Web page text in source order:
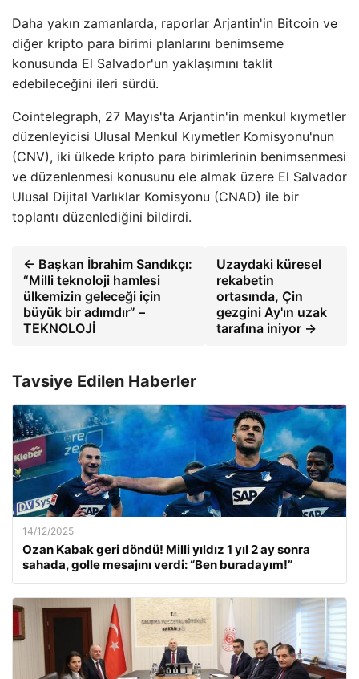
Daha yakın zamanlarda, raporlar Arjantin'in Bitcoin ve
diğer kripto para birimi planlarını benimseme
konusunda El Salvador'un yaklaşımını taklit
edebileceğini ileri sürdü.
Cointelegraph, 27 Mayıs'ta Arjantin'in menkul kıymetler
düzenleyicisi Ulusal Menkul Kıymetler Komisyonu'nun
(CNV), iki ülkede kripto para birimlerinin benimsenmesi
ve düzenlenmesi konusunu ele almak üzere El Salvador
Ulusal Dijital Varlıklar Komisyonu (CNAD) ile bir
toplantı düzenlediğini bildirdi.
← Başkan İbrahim Sandıkçı:
“Milli teknoloji hamlesi
ülkemizin geleceği için
büyük bir adımdır” –
TEKNOLOJİ
Uzaydaki küresel
rekabetin
ortasında, Çin
gezgini Ay'ın uzak
tarafına iniyor →
Tavsiye Edilen Haberler
14/12/2025
Ozan Kabak geri döndü! Milli yıldız 1 yıl 2 ay sonra
sahada, golle mesajını verdi: “Ben buradayım!”